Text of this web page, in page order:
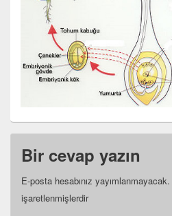
Bir cevap yazın
E-posta hesabınız yayımlanmayacak.
işaretlenmişlerdir